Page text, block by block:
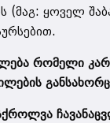
(მაგ: ყოველ
რომელი